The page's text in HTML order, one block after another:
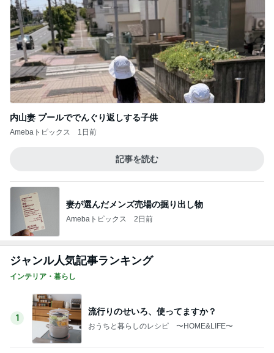
内山妻 プールででんぐり返しする子供
Amebaトピックス 1日前
記事を読む
妻が選んだメンズ売場の掘り出し物
Amebaトピックス 2日前
ジャンル人気記事ランキング
インテリア・暮らし
1
流行りのせいろ、使ってますか？
おうちと暮らしのレシピ 〜HOME&LIFE〜